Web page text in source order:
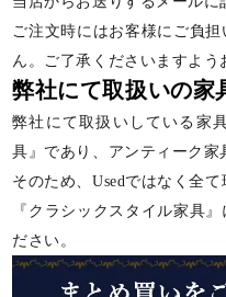
ご注文時にはお客様にご負
ん。ご了承くださいますよう
弊社にて取扱いの家
弊社にて取扱いしている家
具』であり、アンティーク家
そのため、Usedではなく全
『クラシックスタイル家具
ださい。